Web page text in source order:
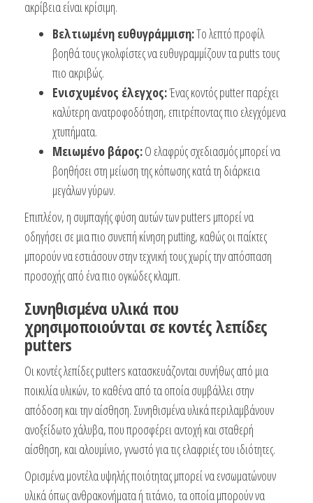
ακρίβεια είναι κρίσιμη.
Βελτιωμένη ευθυγράμμιση:Το λεπτό προφίλ
βοηθά τους γκολφίστες να ευθυγραμμίζουν τα putts τους
πιο ακριβώς.
Ενισχυμένος έλεγχος:Ένας κοντός putter παρέχει
καλύτερη ανατροφοδότηση, επιτρέποντας πιο ελεγχόμενα
χτυπήματα.
Μειωμένο βάρος:Ο ελαφρύς σχεδιασμός μπορεί να
βοηθήσει στη μείωση της κόπωσης κατά τη διάρκεια
μεγάλων γύρων.
Επιπλέον, η συμπαγής φύση αυτών των putters μπορεί να
οδηγήσει σε μια πιο συνεπή κίνηση putting, καθώς οι παίκτες
μπορούν να εστιάσουν στην τεχνική τους χωρίς την απόσπαση
προσοχής από ένα πιο ογκώδες κλαμπ.
Συνηθισμένα υλικά που
χρησιμοποιούνται σε κοντές λεπίδες
putters
Οι κοντές λεπίδες putters κατασκευάζονται συνήθως από μια
ποικιλία υλικών, το καθένα από τα οποία συμβάλλει στην
απόδοση και την αίσθηση. Συνηθισμένα υλικά περιλαμβάνουν
ανοξείδωτο χάλυβα, που προσφέρει αντοχή και σταθερή
αίσθηση, και αλουμίνιο, γνωστό για τις ελαφριές του ιδιότητες.
Ορισμένα μοντέλα υψηλής ποιότητας μπορεί να ενσωματώνουν
υλικά όπως ανθρακονήματα ή τιτάνιο, τα οποία μπορούν να